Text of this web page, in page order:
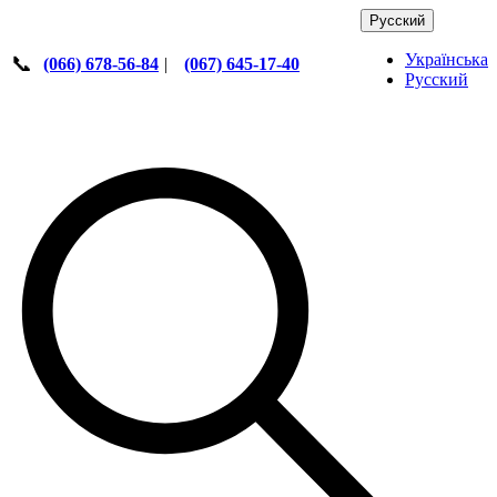
📞 (066) 678-56-84 | (067) 645-17-40
Русский
Українська
Русский